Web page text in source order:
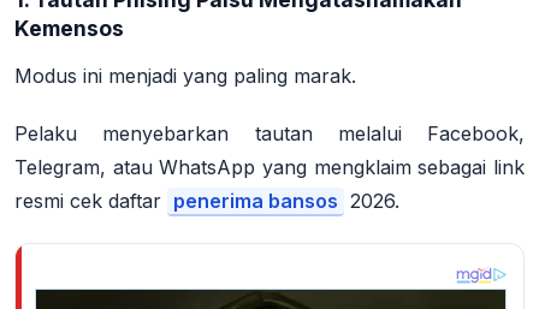
Kemensos
Modus ini menjadi yang paling marak.
Pelaku menyebarkan tautan melalui Facebook,
Telegram, atau WhatsApp yang mengklaim sebagai link
resmi cek daftar penerima bansos 2026.